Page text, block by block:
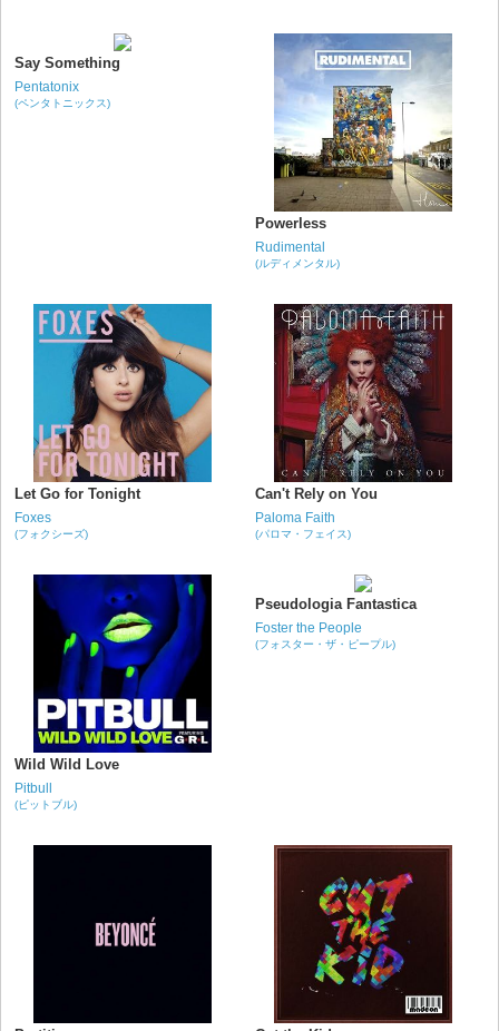
Say Something
Pentatonix
(ペンタトニックス)
Powerless
Rudimental
(ルディメンタル)
Let Go for Tonight
Foxes
(フォクシーズ)
Can't Rely on You
Paloma Faith
(パロマ・フェイス)
Wild Wild Love
Pitbull
(ピットブル)
Pseudologia Fantastica
Foster the People
(フォスター・ザ・ピープル)